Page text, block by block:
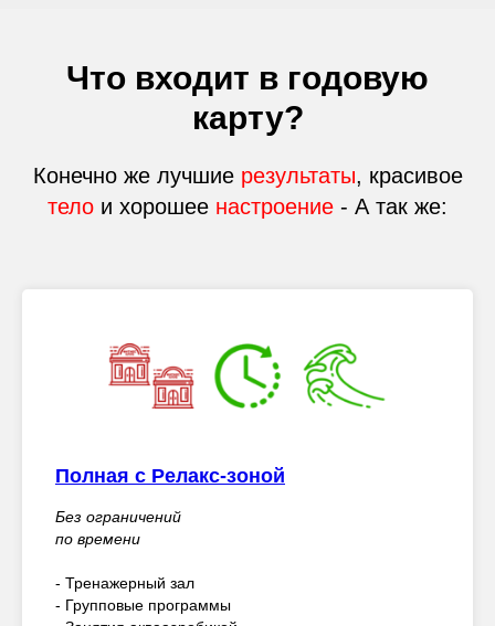
Что входит в годовую
карту?
Конечно же лучшие результаты, красивое
тело и хорошее настроение - А так же:
Полная с Релакс-зоной
Без ограничений
по времени
- Тренажерный зал
- Групповые программы